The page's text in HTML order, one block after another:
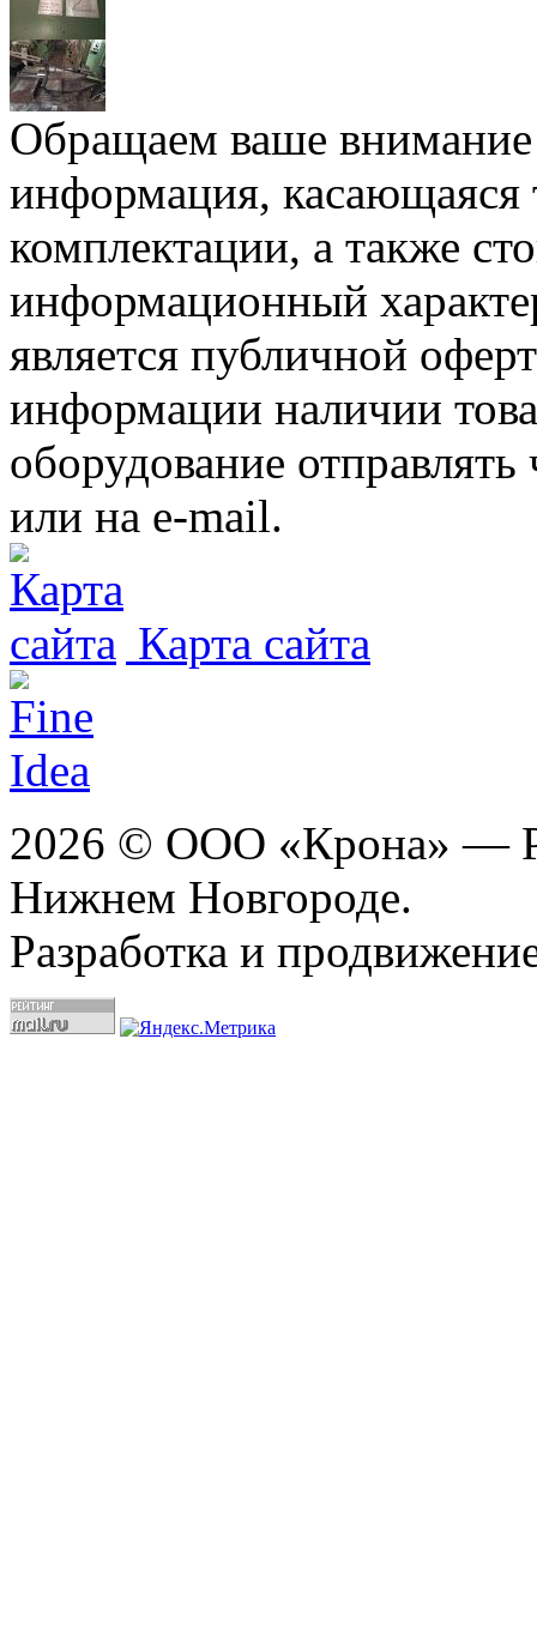
Обращаем ваше внимание
информация, касающаяся
комплектации, а также
информационный
является публичной
информации наличии
оборудование
или на e-mail.
Карта сайта
2026 © ООО «Крона» —
Нижнем Новгороде.
Разработка и